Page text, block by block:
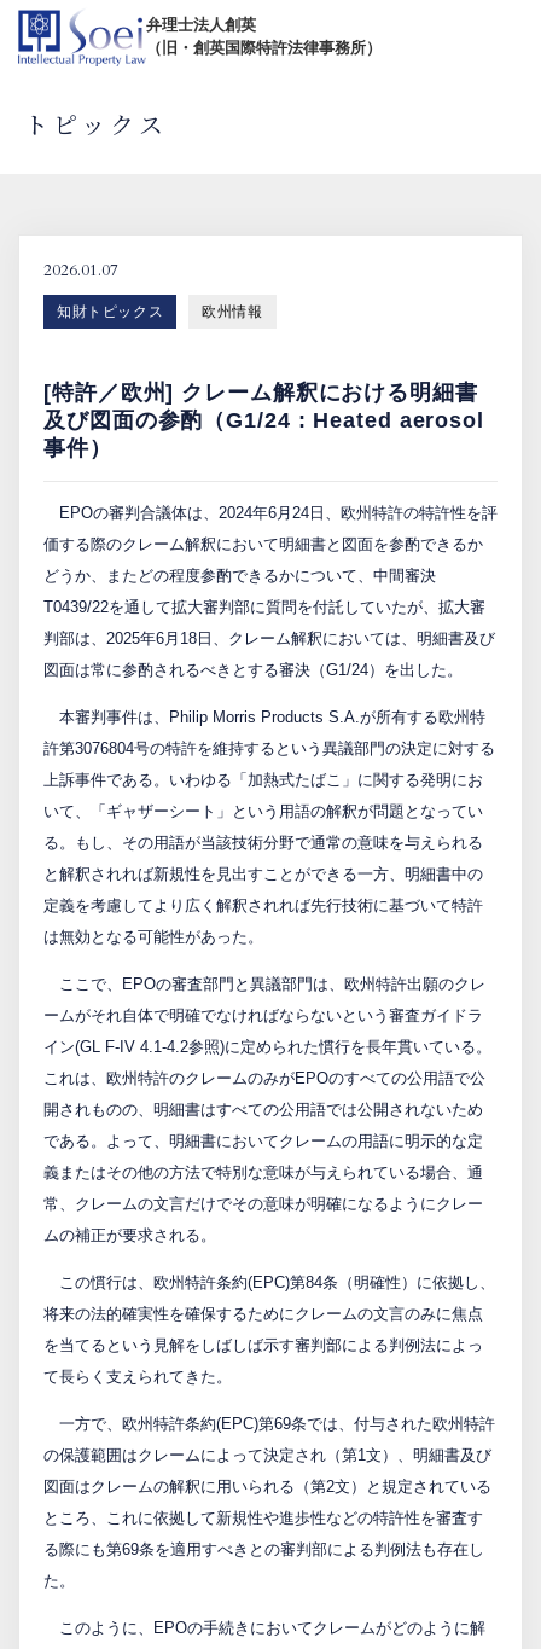
弁理士法人創英
（旧・創英国際特許法律事務所）
弁理士紹介
TOPICS/出版物/セミナー
PCTnavi
Blog
創英設樂法律事務所
採用サイト
お問い合わせ
English
お客様専用サイト
トピックス
2026.01.07
知財トピックス 欧州情報
[特許／欧州] クレーム解釈における明細書
及び図面の参酌（G1/24 : Heated aerosol
事件）
EPOの審判合議体は、2024年6月24日、欧州特許の特許性を評
価する際のクレーム解釈において明細書と図面を参酌できるか
どうか、またどの程度参酌できるかについて、中間審決
T0439/22を通して拡大審判部に質問を付託していたが、拡大審
判部は、2025年6月18日、クレーム解釈においては、明細書及び
図面は常に参酌されるべきとする審決（G1/24）を出した。
本審判事件は、Philip Morris Products S.A.が所有する欧州特
許第3076804号の特許を維持するという異議部門の決定に対する
上訴事件である。いわゆる「加熱式たばこ」に関する発明にお
いて、「ギャザーシート」という用語の解釈が問題となってい
る。もし、その用語が当該技術分野で通常の意味を与えられる
と解釈されれば新規性を見出すことができる一方、明細書中の
定義を考慮してより広く解釈されれば先行技術に基づいて特許
は無効となる可能性があった。
ここで、EPOの審査部門と異議部門は、欧州特許出願のクレ
ームがそれ自体で明確でなければならないという審査ガイドラ
イン(GL F-IV 4.1-4.2参照)に定められた慣行を長年貫いている。
これは、欧州特許のクレームのみがEPOのすべての公用語で公
開されものの、明細書はすべての公用語では公開されないため
である。よって、明細書においてクレームの用語に明示的な定
義またはその他の方法で特別な意味が与えられている場合、通
常、クレームの文言だけでその意味が明確になるようにクレー
ムの補正が要求される。
この慣行は、欧州特許条約(EPC)第84条（明確性）に依拠し、
将来の法的確実性を確保するためにクレームの文言のみに焦点
を当てるという見解をしばしば示す審判部による判例法によっ
て長らく支えられてきた。
一方で、欧州特許条約(EPC)第69条では、付与された欧州特許
の保護範囲はクレームによって決定され（第1文）、明細書及び
図面はクレームの解釈に用いられる（第2文）と規定されている
ところ、これに依拠して新規性や進歩性などの特許性を審査す
る際にも第69条を適用すべきとの審判部による判例法も存在し
た。
このように、EPOの手続きにおいてクレームがどのように解